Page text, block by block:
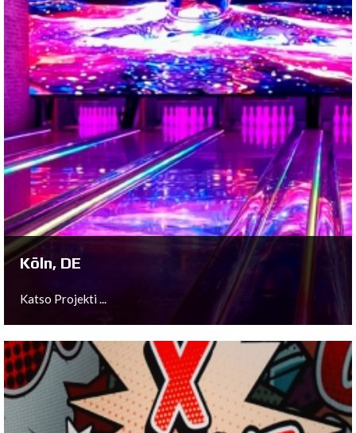
Copenhagen, DK
Katso Projekti ...
Köln, DE
Katso Projekti ...